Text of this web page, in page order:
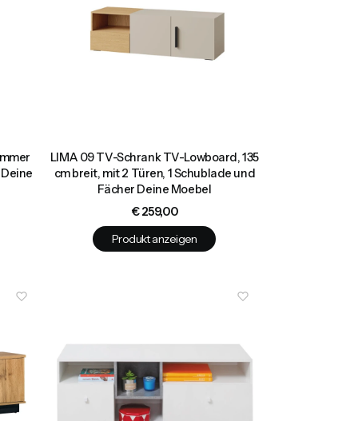
LIMA 09 TV-Schrank TV-Lowboard, 135
cm breit, mit 2 Türen, 1 Schublade und
Fächer Deine Moebel
Preis
€ 259,00
Produkt anzeigen